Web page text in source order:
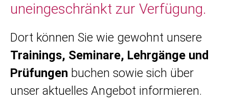
uneingeschränkt zur Verfügung.
Dort können Sie wie gewohnt unsere
Trainings, Seminare, Lehrgänge und
Prüfungen buchen sowie sich über
unser aktuelles Angebot informieren.